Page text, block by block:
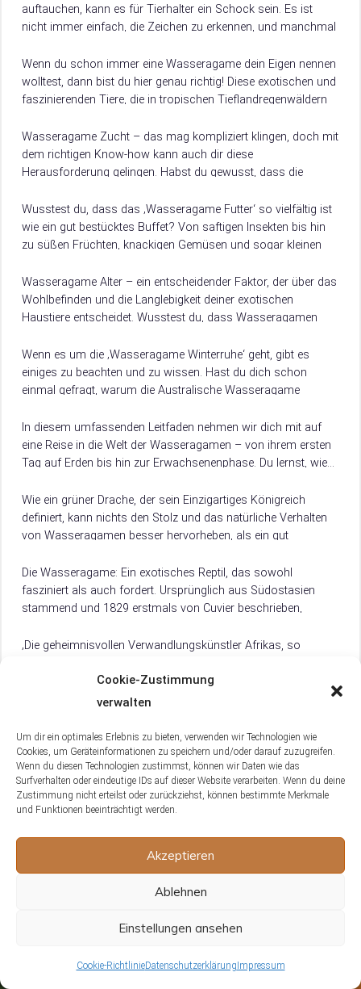
Cookie-Zustimmung
verwalten
Um dir ein optimales Erlebnis zu bieten, verwenden wir Technologien wie
Cookies, um Geräteinformationen zu speichern und/oder darauf zuzugreifen.
Wenn du diesen Technologien zustimmst, können wir Daten wie das
Surfverhalten oder eindeutige IDs auf dieser Website verarbeiten. Wenn du deine
Zustimmung nicht erteilst oder zurückziehst, können bestimmte Merkmale
und Funktionen beeinträchtigt werden.
Akzeptieren
Ablehnen
Einstellungen ansehen
Cookie-RichtlinieDatenschutzerklärung Impressum
auftauchen, kann es für Tierhalter ein Schock sein. Es ist
nicht immer einfach, die Zeichen zu erkennen, und manchmal
Wenn du schon immer eine Wasseragame dein Eigen nennen
wolltest, dann bist du hier genau richtig! Diese exotischen und
faszinierenden Tiere, die in tropischen Tieflandregenwäldern
Wasseragame Zucht – das mag kompliziert klingen, doch mit
dem richtigen Know-how kann auch dir diese
Herausforderung gelingen. Habst du gewusst, dass die
Wusstest du, dass das ‚Wasseragame Futter‘ so vielfältig ist
wie ein gut bestücktes Buffet? Von saftigen Insekten bis hin
zu süßen Früchten, knackigen Gemüsen und sogar kleinen
Wasseragame Alter – ein entscheidender Faktor, der über das
Wohlbefinden und die Langlebigkeit deiner exotischen
Haustiere entscheidet. Wusstest du, dass Wasseragamen
haben?…
Wenn es um die ‚Wasseragame Winterruhe‘ geht, gibt es
einiges zu beachten und zu wissen. Hast du dich schon
einmal gefragt, warum die Australische Wasseragame
In diesem umfassenden Leitfaden nehmen wir dich mit auf
eine Reise in die Welt der Wasseragamen – von ihrem ersten
Tag auf Erden bis hin zur Erwachsenenphase. Du lernst, wie…
Wie ein grüner Drache, der sein Einzigartiges Königreich
definiert, kann nichts den Stolz und das natürliche Verhalten
von Wasseragamen besser hervorheben, als ein gut
Die Wasseragame: Ein exotisches Reptil, das sowohl
fasziniert als auch fordert. Ursprünglich aus Südostasien
stammend und 1829 erstmals von Cuvier beschrieben,
genannt, durch…
‚Die geheimnisvollen Verwandlungskünstler Afrikas, so
bemerkenswerten Farbwechsel, der tagsüber sichtbar wird
und den dominanten Männchen mit ihrer stahlblauen oder
Vorheriger Beitrag
Schmetterlingsagamen: Dein
umfassender Guide zur exotischen
Echse [Wissen]